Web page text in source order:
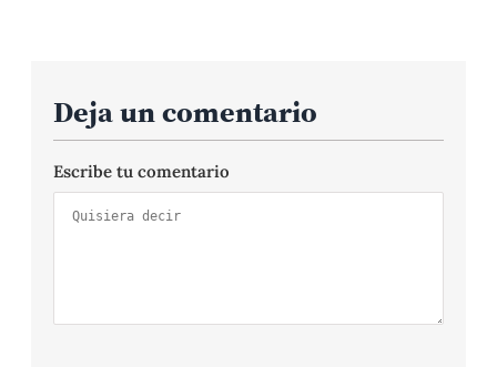
Deja un comentario
Escribe tu comentario